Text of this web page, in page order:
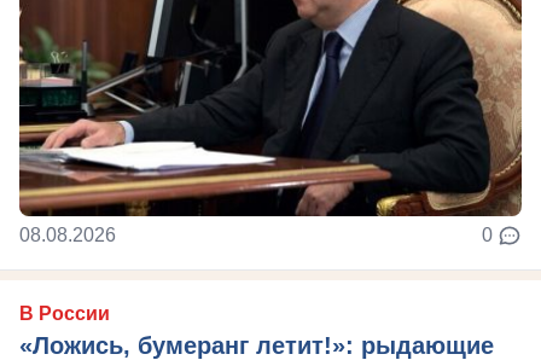
08.08.2026 0
В России
«Ложись, бумеранг летит!»: рыдающие